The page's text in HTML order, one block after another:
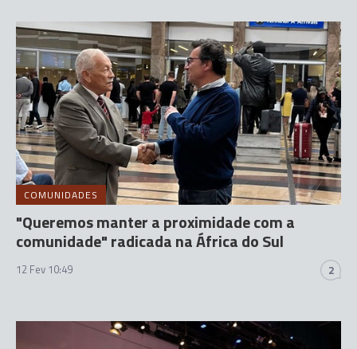
COMUNIDADES
"Queremos manter a proximidade com a
comunidade" radicada na África do Sul
12 Fev 10:49 2